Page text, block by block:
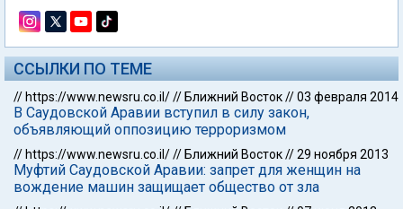
ССЫЛКИ ПО ТЕМЕ
// https://www.newsru.co.il/// Ближний Восток//03 февраля 2014
В Саудовской Аравии вступил в силу закон,
объявляющий оппозицию терроризмом
// https://www.newsru.co.il/// Ближний Восток//29 ноября 2013
Муфтий Саудовской Аравии: запрет для женщин на
вождение машин защищает общество от зла